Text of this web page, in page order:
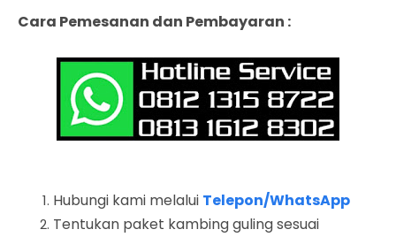
Cara Pemesanan dan Pembayaran :
Hubungi kami melalui Telepon/WhatsApp
Tentukan paket kambing guling sesuai